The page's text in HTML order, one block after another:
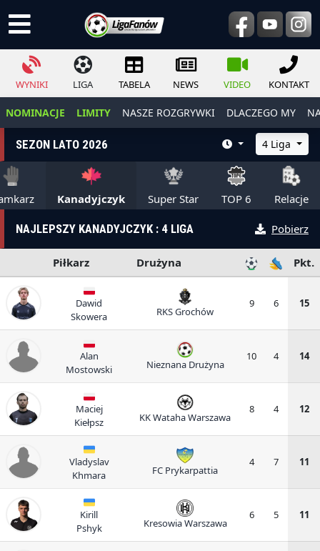
WYNIKI LIGA TABELA NEWS VIDEO KONTAKT
NOMINACJE LIMITY NASZE ROZGRYWKI DLACZEGO MY
SEZON LATO 2026 4 Liga
Kanadyjczyk Super Star TOP 6 Relacje
NAJLEPSZY KANADYJCZYK : 4 LIGA Pobierz
Piłkarz Drużyna Pkt.
Dawid
Skowera
RKS Grochów
9 6 15
Alan
Mostowski
Nieznana Drużyna
10 4 14
Maciej
Kiełpsz
KK Wataha Warszawa
8 4 12
Vladyslav
Khmara
FC Prykarpattia
4 7 11
Kirill
Pshyk
Kresowia Warszawa
6 5 11